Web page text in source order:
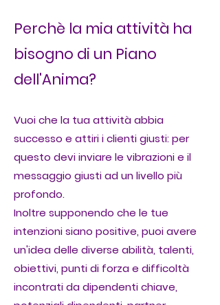
Perchè la mia attività ha
bisogno di un Piano
dell'Anima?
Vuoi che la tua attività abbia
successo e attiri i clienti giusti: per
questo devi inviare le vibrazioni e il
messaggio giusti ad un livello più
profondo.
Inoltre supponendo che le tue
intenzioni siano positive, puoi avere
un'idea delle diverse abilità, talenti,
obiettivi, punti di forza e difficoltà
incontrati da dipendenti chiave,